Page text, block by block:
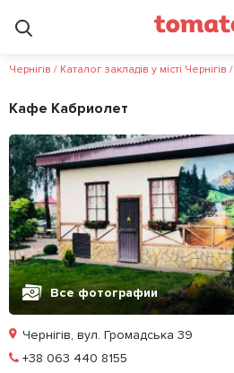
Чернігів / Каталог закладів у місті Чернігів /
Кафе Кабриолет
Все фотографии
Чернігів, вул. Громадська 39
+38 063 440 8155